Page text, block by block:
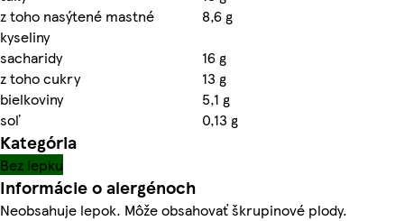
z toho nasýtené mastné
kyseliny
8,6 g
sacharidy
16 g
z toho cukry
13 g
bielkoviny
5,1 g
soľ
0,13 g
Kategória
Bez lepku
Informácie o alergénoch
Neobsahuje lepok. Môže obsahovať škrupinové plody.